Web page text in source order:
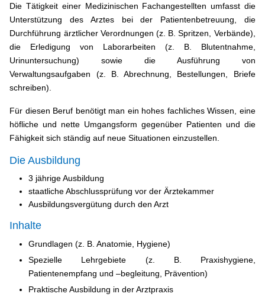
Die Tätigkeit einer Medizinischen Fachangestellten umfasst die
Unterstützung des Arztes bei der Patientenbetreuung, die
Durchführung ärztlicher Verordnungen (z. B. Spritzen, Verbände),
die Erledigung von Laborarbeiten (z. B. Blutentnahme,
Urinuntersuchung) sowie die Ausführung von
Verwaltungsaufgaben (z. B. Abrechnung, Bestellungen, Briefe
schreiben).
Für diesen Beruf benötigt man ein hohes fachliches Wissen, eine
höfliche und nette Umgangsform gegenüber Patienten und die
Fähigkeit sich ständig auf neue Situationen einzustellen.
Die Ausbildung
3 jährige Ausbildung
staatliche Abschlussprüfung vor der Ärztekammer
Ausbildungsvergütung durch den Arzt
Inhalte
Grundlagen (z. B. Anatomie, Hygiene)
Spezielle Lehrgebiete (z. B. Praxishygiene,
Patientenempfang und –begleitung, Prävention)
Praktische Ausbildung in der Arztpraxis